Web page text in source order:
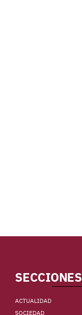
SECCIONES
ACTUALIDAD
SOCIEDAD